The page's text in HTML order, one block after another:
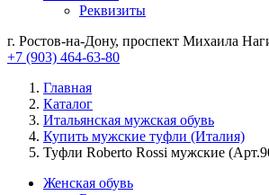
Реквизиты
г. Ростов-на-Дону, проспект Михаила
+7 (903) 464-63-80
Главная
Каталог
Итальянская мужская обувь
Купить мужские туфли (Италия)
Туфли Roberto Rossi мужские
Женская обувь